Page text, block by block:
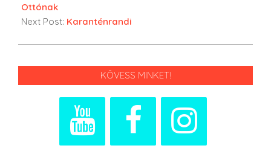
Ottónak
Next Post: Karanténrandi
KÖVESS MINKET!